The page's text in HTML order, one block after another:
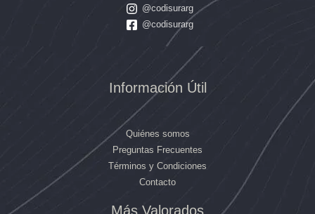
@codisurarg
@codisurarg
Información Útil
Quiénes somos
Preguntas Frecuentes
Términos y Condiciones
Contacto
Más Valorados